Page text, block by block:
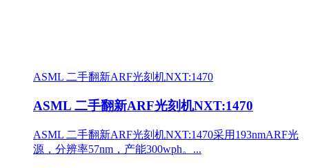
ASML 二手翻新ARF光刻机NXT:1470
ASML 二手翻新ARF光刻机NXT:1470
ASML 二手翻新ARF光刻机NXT:1470采用193nmARF光
源，分辨率57nm，产能300wph。...